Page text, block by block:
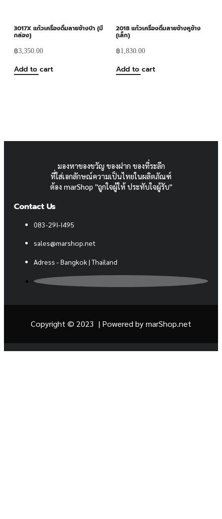
3017X แก้วเครื่องดื่มลายช้างป่า (มี
กล่อง)
฿3,350.00
Add to cart
2018 แก้วเครื่องดื่มลายช้างหูช้าง
(เล็ก)
฿1,830.00
Add to cart
มองหาของขวัญ ของฝาก ของที่ระลีก
ที่ใส่เอกลักษณ์ความเป็นไทยในผลิตภัณฑ์
ต้อง marShop "ถูกใจผู้ให้ ประทับใจผู้รับ"
Contact Us
083-29I-I495
sales@marshop.net
Adress - Bangkok | Thailand
Copyright © 2023 | Powered bymarShop.net